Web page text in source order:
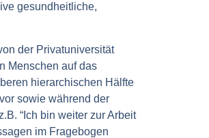
gesundheitliche,
der Privatuniversität
Menschen auf das
hierarchischen Hälfte
sowie während der
“Ich bin weiter zur Arbeit
im Fragebogen